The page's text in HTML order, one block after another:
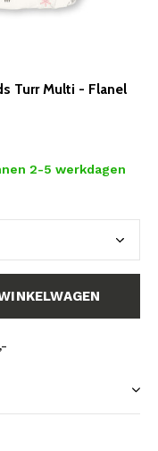
Turr Multi - Flanel
2-5 werkdagen